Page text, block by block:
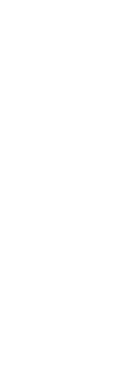
Aubagne
UNSEREN
UND UNSERE